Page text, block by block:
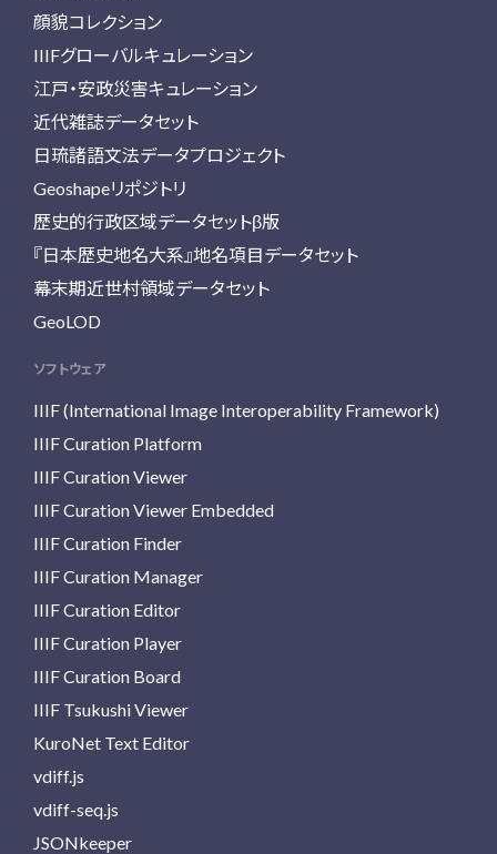
顔貌コレクション
IIIFグローバルキュレーション
江戸・安政災害キュレーション
近代雑誌データセット
日琉諸語文法データプロジェクト
Geoshapeリポジトリ
歴史的行政区域データセットβ版
『日本歴史地名大系』地名項目データセット
幕末期近世村領域データセット
GeoLOD
ソフトウェア
IIIF (International Image Interoperability Framework)
IIIF Curation Platform
IIIF Curation Viewer
IIIF Curation Viewer Embedded
IIIF Curation Finder
IIIF Curation Manager
IIIF Curation Editor
IIIF Curation Player
IIIF Curation Board
IIIF Tsukushi Viewer
KuroNet Text Editor
vdiff.js
vdiff-seq.js
JSONkeeper